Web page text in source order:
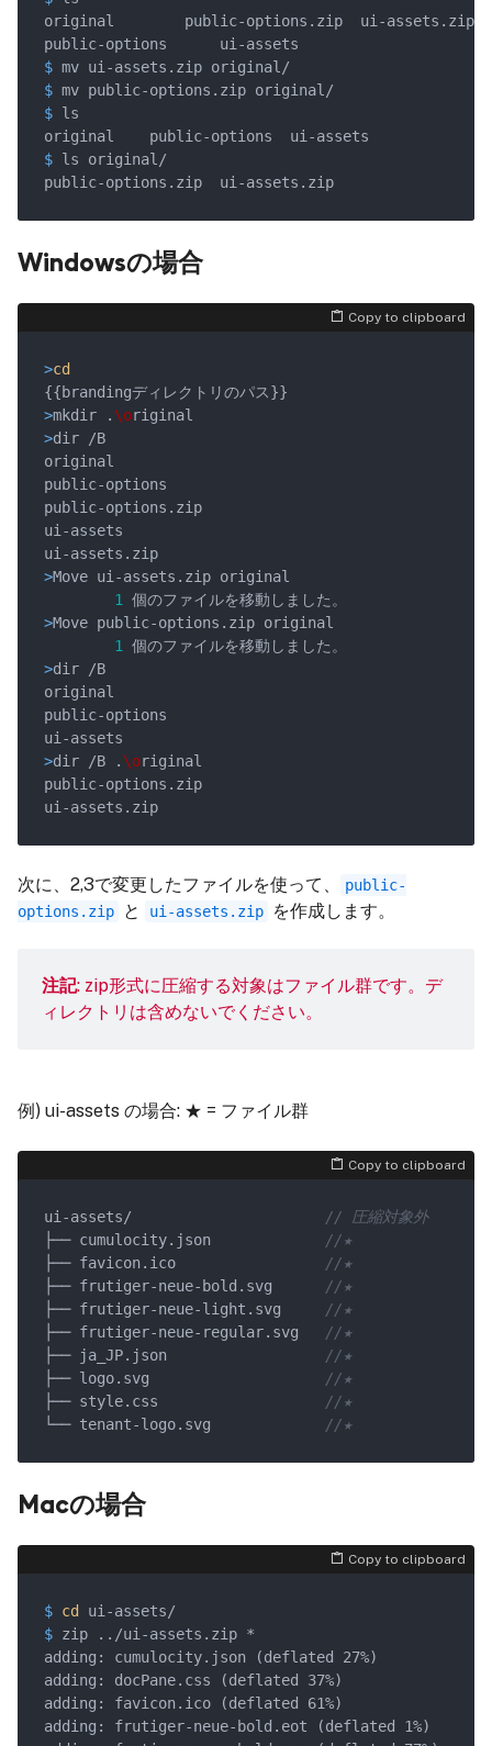
$ mv ui-assets.zip original/
$ mv public-options.zip original/
$ ls
$ ls original/
Windowsの場合
Copy to clipboard
>cd
>mkdir . \original
>dir /B
>Move ui-assets.zip original
1
>Move public-options.zip original
1
>dir /B
>dir /B . \original
次に、2,3で変更したファイルを使って、
public-
options.zip
と ui-assets.zip を作成します。
注記: zip形式に圧縮する対象はファイル群です。デ
ィレクトリは含めないでください。
例) ui-assets の場合: ★ = ファイル群
Copy to clipboard
ui-assets/
// 圧縮対象外
├── cumulocity.json
//★
├── favicon.ico
//★
├── frutiger-neue-bold.svg
//★
├── frutiger-neue-light.svg
//★
├── frutiger-neue-regular.svg
//★
├── ja_JP.json
//★
├── logo.svg
//★
├── style.css
//★
└── tenant-logo.svg
//★
Macの場合
Copy to clipboard
$ cd
ui-assets/
$ zip ../ui-assets.zip *